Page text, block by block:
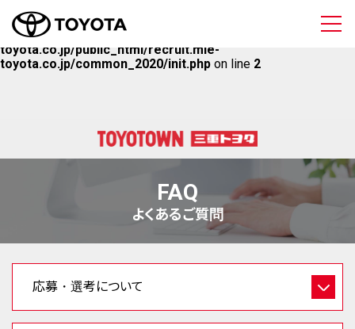
Warning: Undefined array key "HTTPS" in
/home/mietoyota/mie-
toyota.co.jp/public_html/recruit.mie-
toyota.co.jp/common_2020/init.php on line 2
三重トヨタ自動車
FAQ
よくあるご質問
応募・選考について